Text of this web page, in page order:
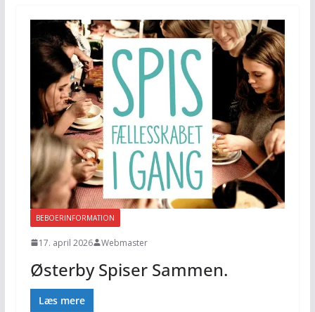
BEBOERINFORMATION
17. april 2026 Webmaster
Østerby Spiser Sammen.
Læs mere